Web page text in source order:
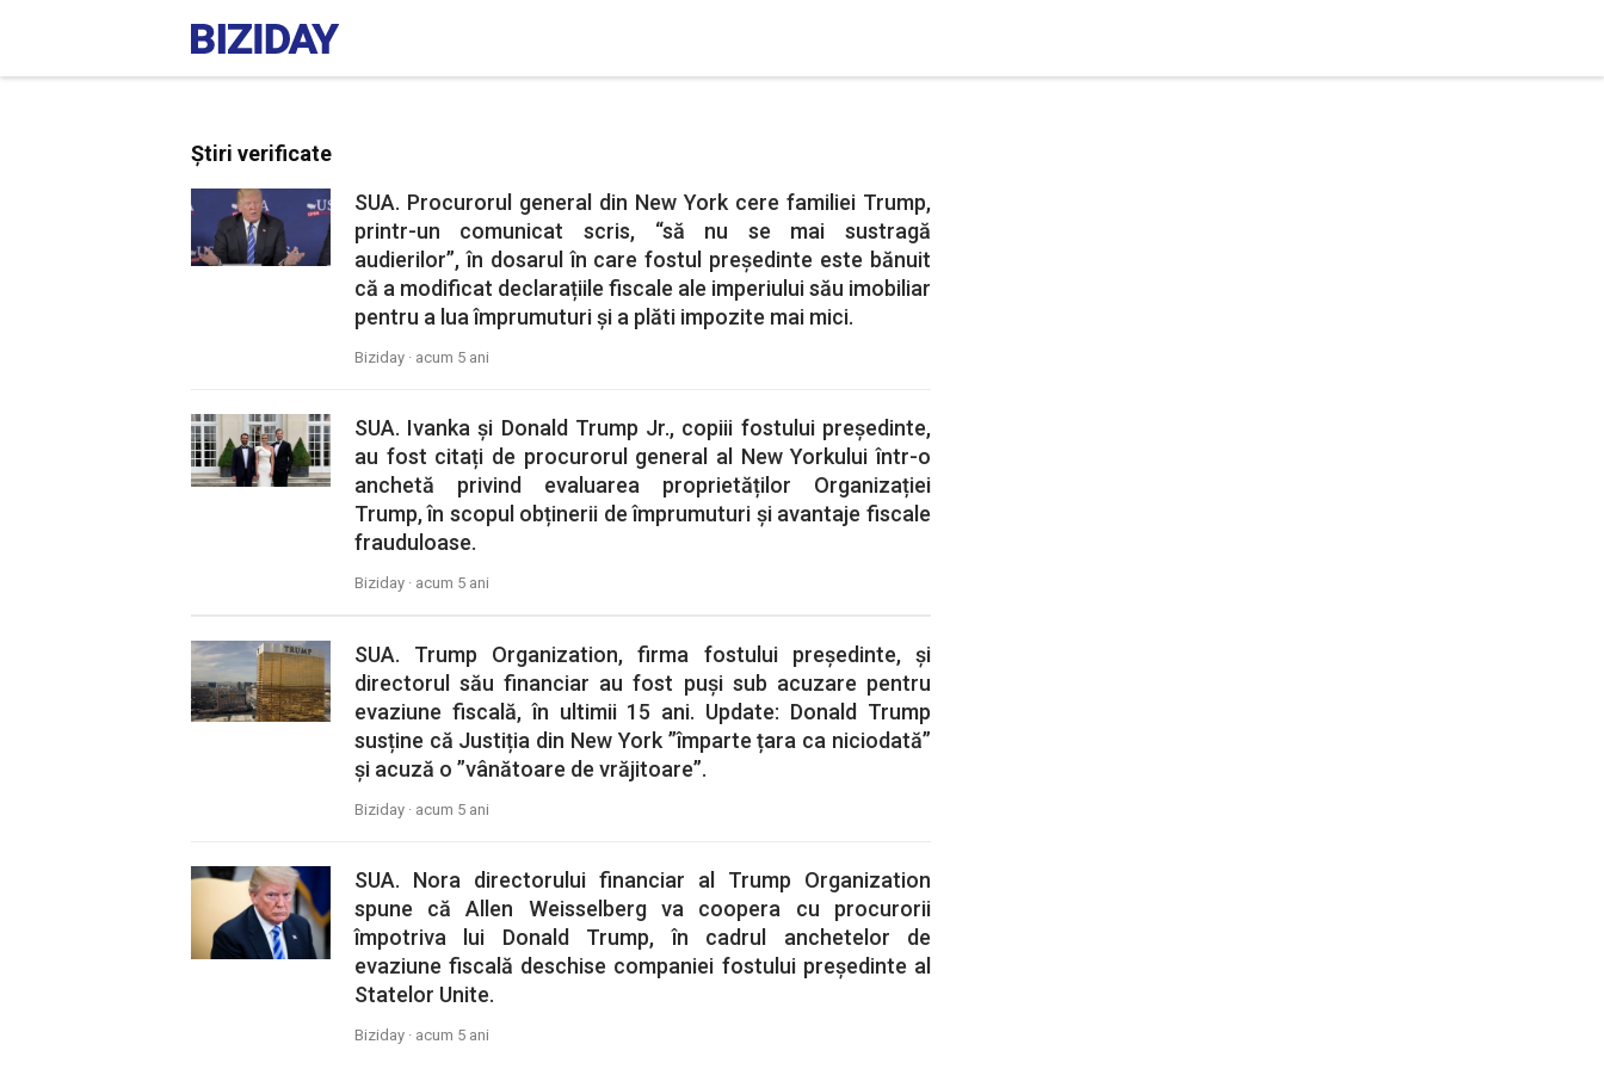
Știri verificate
SUA. Procurorul general din New York cere familiei Trump,
printr-un comunicat scris, “să nu se mai sustragă
audierilor”, în dosarul în care fostul președinte este bănuit
că a modificat declarațiile fiscale ale imperiului său imobiliar
pentru a lua împrumuturi și a plăti impozite mai mici.
Biziday · acum 5 ani
SUA. Ivanka și Donald Trump Jr., copiii fostului președinte,
au fost citați de procurorul general al New Yorkului într-o
anchetă privind evaluarea proprietăților Organizației
Trump, în scopul obținerii de împrumuturi și avantaje fiscale
frauduloase.
Biziday · acum 5 ani
SUA. Trump Organization, firma fostului președinte, și
directorul său financiar au fost puși sub acuzare pentru
evaziune fiscală, în ultimii 15 ani. Update: Donald Trump
susține că Justiția din New York ”împarte țara ca niciodată”
și acuză o ”vânătoare de vrăjitoare”.
Biziday · acum 5 ani
SUA. Nora directorului financiar al Trump Organization
spune că Allen Weisselberg va coopera cu procurorii
împotriva lui Donald Trump, în cadrul anchetelor de
evaziune fiscală deschise companiei fostului președinte al
Statelor Unite.
Biziday · acum 5 ani